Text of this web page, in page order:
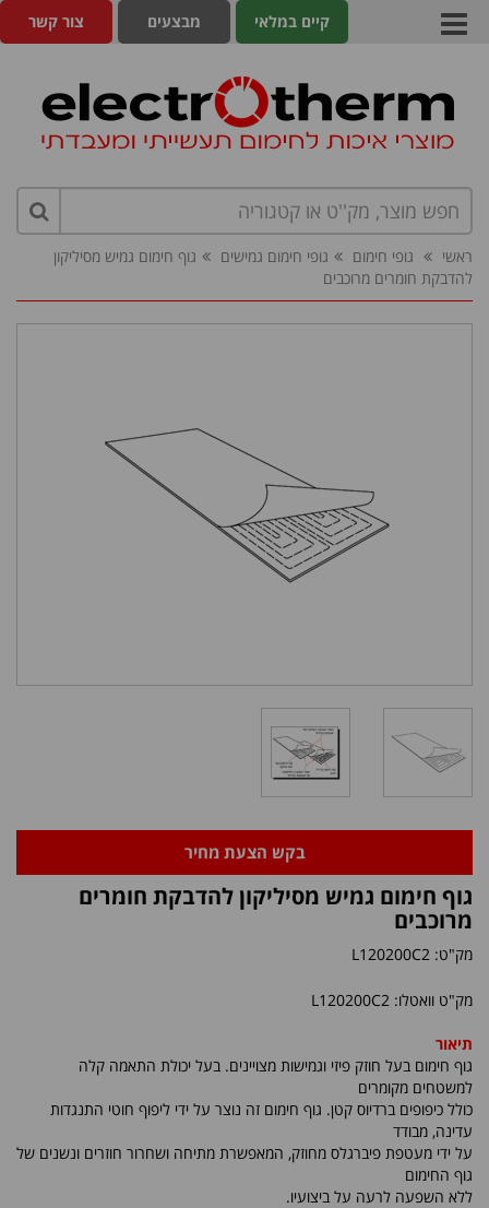
צור קשר מבצעים קיים במלאי
ראשי גופי חימום גופי חימום גמישים
גוף חימום גמיש מסיליקון
להדבקת חומרים מרוכבים
בקש הצעת מחיר
גוף חימום גמיש מסיליקון להדבקת חומרים
מרוכבים
מק"ט: L120200C2
מק"ט וואטלו: L120200C2
תיאור
גוף חימום בעל חוזק פיזי וגמישות מצויינים. בעל יכולת התאמה קלה
למשטחים מקומרים
כולל כיפופים ברדיוס קטן. גוף חימום זה נוצר על ידי ליפוף חוטי התנגדות
עדינה, מבודד
על ידי מעטפת פיברגלס מחוזק, המאפשרת מתיחה ושחרור חוזרים ונשנים של
גוף החימום
ללא השפעה לרעה על ביצועיו.